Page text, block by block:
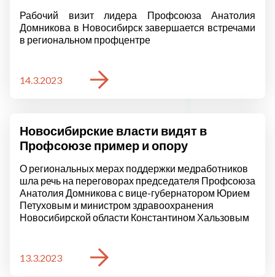
Рабочий визит лидера Профсоюза Анатолия
Домникова в Новосибирск завершается встречами
в региональном профцентре
14.3.2023
Новосибирские власти видят в
Профсоюзе пример и опору
О региональных мерах поддержки медработников
шла речь на переговорах председателя Профсоюза
Анатолия Домникова с вице-губернатором Юрием
Петуховым и министром здравоохранения
Новосибирской области Константином Хальзовым
13.3.2023